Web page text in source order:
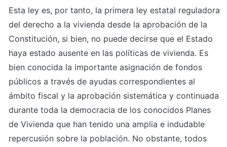
Esta ley es, por tanto, la primera ley estatal reguladora
del derecho a la vivienda desde la aprobación de la
Constitución, si bien, no puede decirse que el Estado
haya estado ausente en las políticas de vivienda. Es
bien conocida la importante asignación de fondos
públicos a través de ayudas correspondientes al
ámbito fiscal y la aprobación sistemática y continuada
durante toda la democracia de los conocidos Planes
de Vivienda que han tenido una amplia e indudable
repercusión sobre la población. No obstante, todos